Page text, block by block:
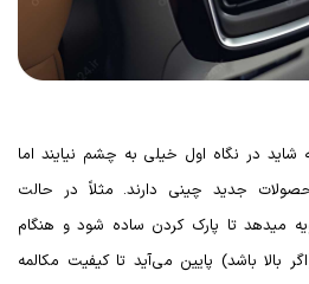
در نگاه اول خیلی به چشم نیایند اما
جدید چینی دارند. مثلاً در حالت
میدهد تا پارک کردن ساده شود و هنگام
بالا باشد) پایین می‌آید تا کیفیت مکالمه